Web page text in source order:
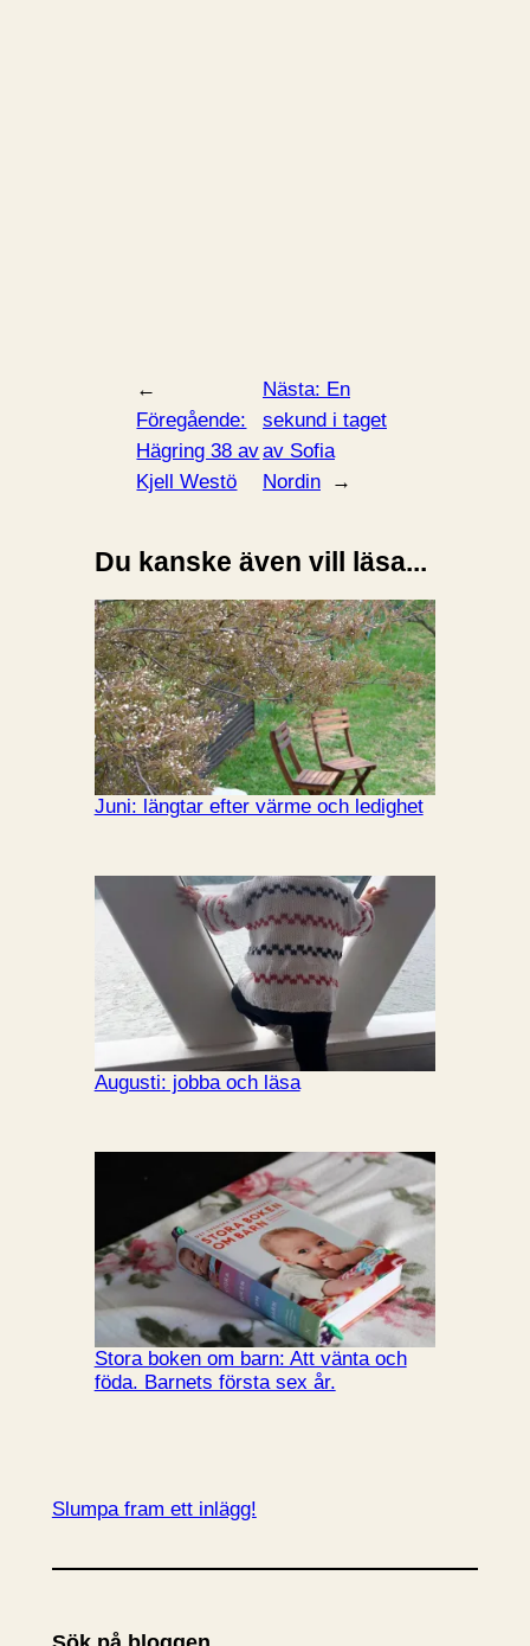
←
Föregående:
Hägring 38 av
Kjell Westö
Nästa: En
sekund i taget
av Sofia
Nordin
→
Du kanske även vill läsa...
Juni: längtar efter värme och ledighet
Augusti: jobba och läsa
Stora boken om barn: Att vänta och
föda. Barnets första sex år.
Slumpa fram ett inlägg!